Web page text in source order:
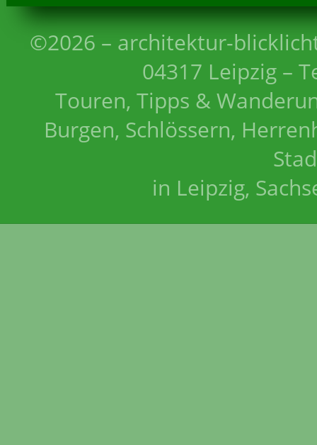
©2026 – architektur-
04317 Leipzig –
Touren, Tipps &
Burgen, Schlössern,
in Leipzig,